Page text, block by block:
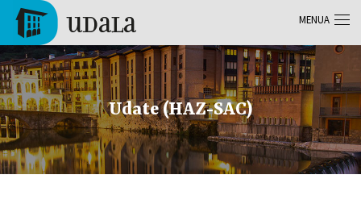
Skip to main content
Tolosa
Udate (HAZ-SAC)
MENUA